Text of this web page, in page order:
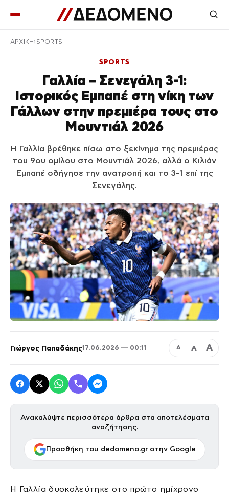
ΑΡΧΙΚΉ SPORTS
SPORTS
Γαλλία – Σενεγάλη 3-1:
Ιστορικός Εμπαπέ στη νίκη των
Γάλλων στην πρεμιέρα τους στο
Μουντιάλ 2026
Η Γαλλία βρέθηκε πίσω στο ξεκίνημα της πρεμιέρας
του 9ου ομίλου στο Μουντιάλ 2026, αλλά ο Κιλιάν
Εμπαπέ οδήγησε την ανατροπή και το 3-1 επί της
Σενεγάλης.
Γιώργος Παπαδάκης17.06.2026 — 00:11 Α Α Α
Ανακαλύψτε περισσότερα άρθρα στα αποτελέσματα
αναζήτησης.
Προσθήκη του dedomeno.gr στην Google
Η Γαλλία δυσκολεύτηκε στο πρώτο ημίχρονο